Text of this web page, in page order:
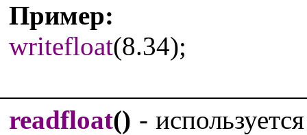
Пример:
writefloat(8.34);
readfloat() -